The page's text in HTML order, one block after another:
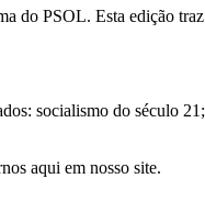
do PSOL. Esta edição
socialismo do século
aqui em nosso site.